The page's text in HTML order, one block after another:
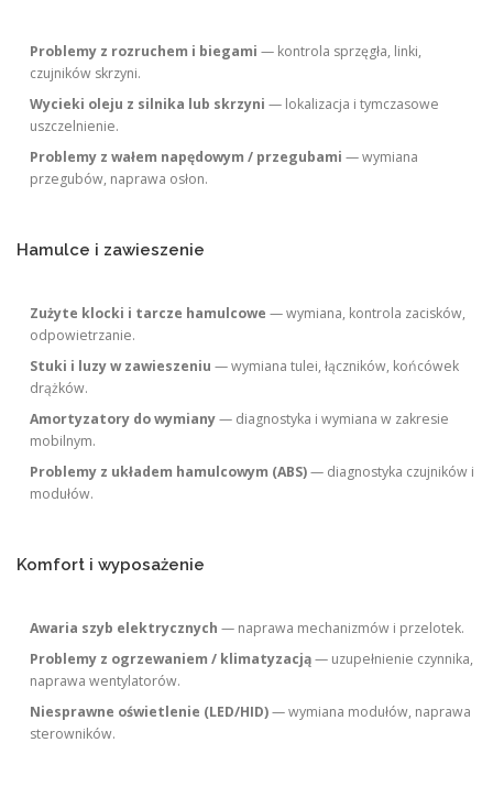
Problemy z rozruchem i biegami — kontrola sprzęgła, linki,
czujników skrzyni.
Wycieki oleju z silnika lub skrzyni — lokalizacja i tymczasowe
uszczelnienie.
Problemy z wałem napędowym / przegubami — wymiana
przegubów, naprawa osłon.
Hamulce i zawieszenie
Zużyte klocki i tarcze hamulcowe — wymiana, kontrola zacisków,
odpowietrzanie.
Stuki i luzy w zawieszeniu — wymiana tulei, łączników, końcówek
drążków.
Amortyzatory do wymiany— diagnostyka i wymiana w zakresie
mobilnym.
Problemy z układem hamulcowym (ABS)— diagnostyka czujników i
modułów.
Komfort i wyposażenie
Awaria szyb elektrycznych — naprawa mechanizmów i przelotek.
Problemy z ogrzewaniem / klimatyzacją— uzupełnienie czynnika,
naprawa wentylatorów.
Niesprawne oświetlenie (LED/HID)— wymiana modułów, naprawa
sterowników.